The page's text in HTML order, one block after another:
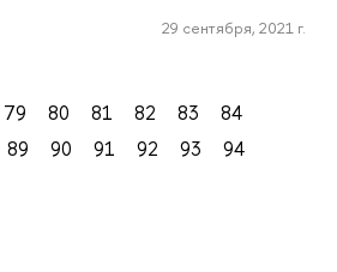
29 сентября, 2021 г.
79 80 81 82 83
84
89 90 91 92 93
94